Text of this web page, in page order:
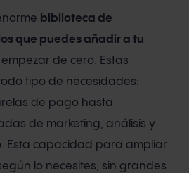
biblioteca de
que puedes añadir a tu
de cero. Estas
tipo de necesidades:
de pago hasta
de marketing, análisis y
Esta capacidad para ampliar
lo necesites, sin grandes